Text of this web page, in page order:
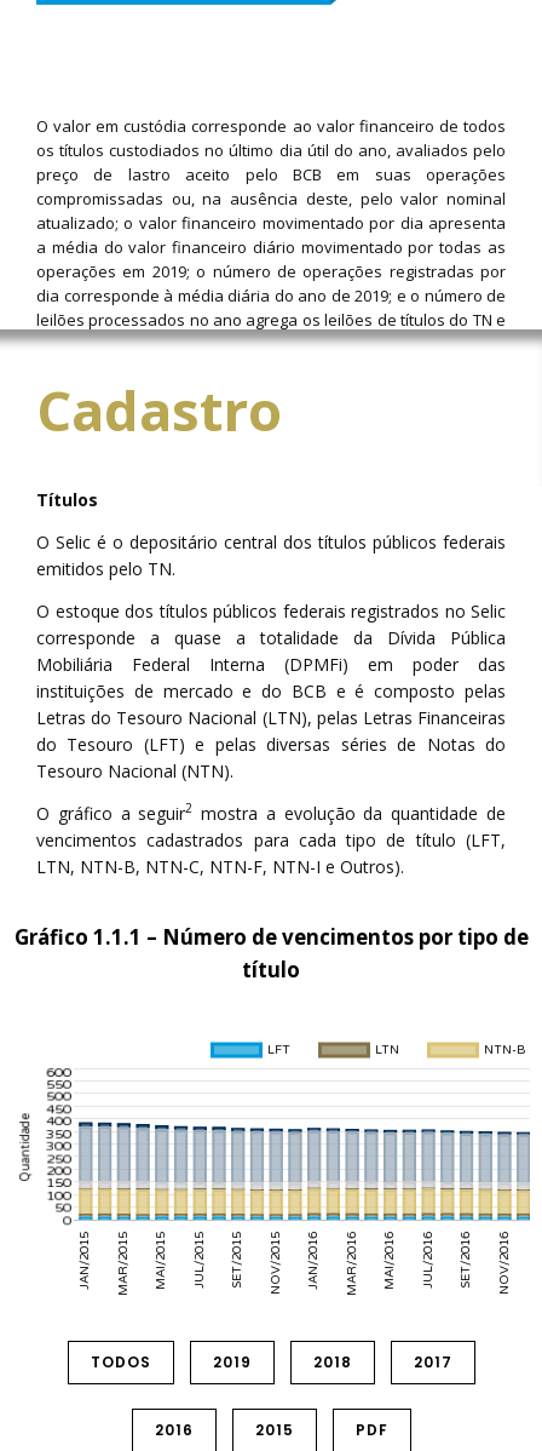
O valor em custódia corresponde ao valor financeiro de todos
os títulos custodiados no último dia útil do ano, avaliados pelo
preço de lastro aceito pelo BCB em suas operações
compromissadas ou, na ausência deste, pelo valor nominal
atualizado; o valor financeiro movimentado por dia apresenta
a média do valor financeiro diário movimentado por todas as
operações em 2019; o número de operações registradas por
dia corresponde à média diária do ano de 2019; e o número de
leilões processados no ano agrega os leilões de títulos do TN e
os leilões de operações compromissadas e de contratos de
Cadastro
Títulos
O Selic é o depositário central dos títulos públicos federais
emitidos pelo TN.
O estoque dos títulos públicos federais registrados no Selic
corresponde a quase a totalidade da Dívida Pública
Mobiliária Federal Interna (DPMFi) em poder das
instituições de mercado e do BCB e é composto pelas
Letras do Tesouro Nacional (LTN), pelas Letras Financeiras
do Tesouro (LFT) e pelas diversas séries de Notas do
Tesouro Nacional (NTN).
O gráfico a seguir2 mostra a evolução da quantidade de
vencimentos cadastrados para cada tipo de título (LFT,
LTN, NTN-B, NTN-C, NTN-F, NTN-I e Outros).
Gráfico 1.1.1 – Número de vencimentos por tipo de
título
TODOS 2019 2018 2017
2016 2015 PDF